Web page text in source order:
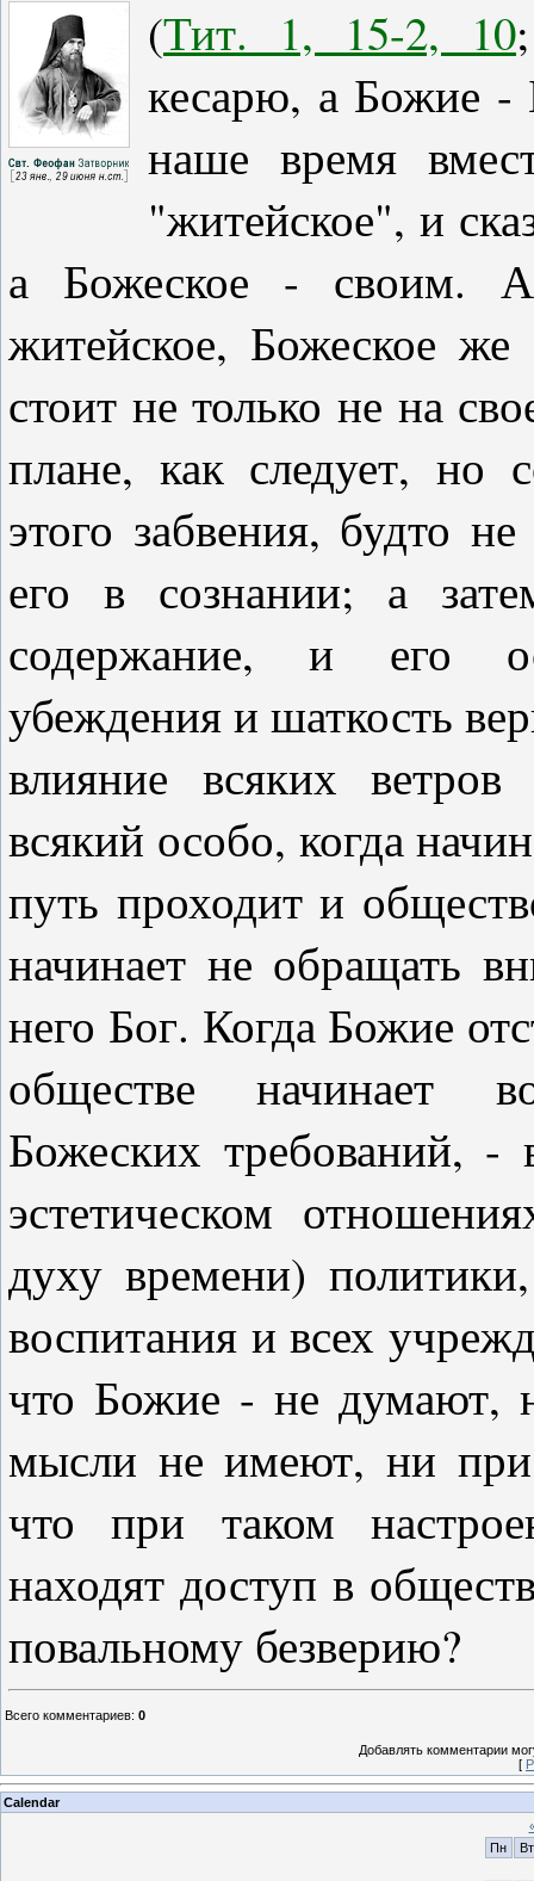
(Тит. 1, 15-2, 10
кесарю, а Божие -
наше время
"житейское", и
а Божеское - своим.
житейское, Божеское
стоит не только не на
плане, как следует, но
этого забвения, будто
его в сознании; а
содержание, и его
убеждения и шаткость
влияние всяких
всякий особо, когда
путь проходит и
начинает не обращать
него Бог. Когда Божие
обществе начинает
Божеских требований, -
эстетическом
духу времени)
воспитания и всех
что Божие - не думают,
мысли не имеют, ни
что при таком
находят доступ в
повальному безверию?
Всего комментариев: 0
Добавлять комментарии
[
Calendar
Пн
Вт